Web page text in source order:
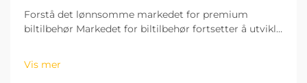
Forstå det lønnsomme markedet for premium
biltilbehør Markedet for biltilbehør fortsetter å utvikle
spesielt lønnsomt produktsegment for grossister.
Disse høykvalitetsproduktene...
Vis mer